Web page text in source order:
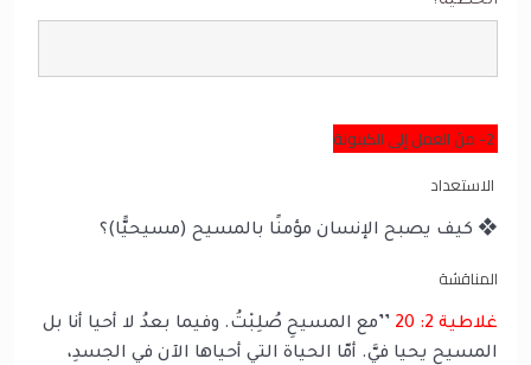
الاستعداد
❖ كيف يصبح الإنسان مؤمنًا بالمسيح (مسيحيًّا)؟
المناقشة
غلاطية 2: 20
’’مع المسيحِ صُلِبْتُ. وفيما بعدُ لا أحيا أنا بل
المسيح يحيا فيَّ. أمّا الحياة التي أحياها الآن في الجسدِ،